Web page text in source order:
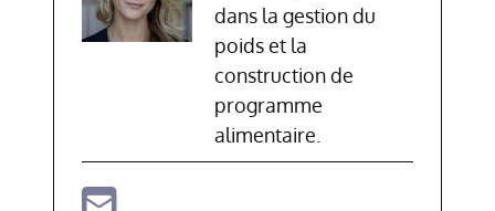
dans la gestion du
poids et la
construction de
programme
alimentaire.